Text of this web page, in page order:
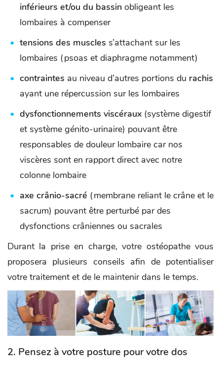
inférieurs et/ou du bassin obligeant les
lombaires à compenser
tensions des muscles s’attachant sur les
lombaires (psoas et diaphragme notamment)
contraintes au niveau d’autres portions du rachis
ayant une répercussion sur les lombaires
dysfonctionnements viscéraux (système digestif
et système génito-urinaire) pouvant être
responsables de douleur lombaire car nos
viscères sont en rapport direct avec notre
colonne lombaire
axe crânio-sacré (membrane reliant le crâne et le
sacrum) pouvant être perturbé par des
dysfonctions crâniennes ou sacrales
Durant la prise en charge, votre ostéopathe vous
proposera plusieurs conseils afin de potentialiser
votre traitement et de le maintenir dans le temps.
2. Pensez à votre posture pour votre dos